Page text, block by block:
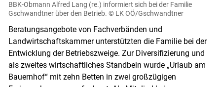
BBK-Obmann Alfred Lang (re.) informiert sich bei der Familie
Gschwandtner über den Betrieb. © LK OÖ/Gschwandtner
Beratungsangebote von Fachverbänden und
Landwirtschaftskammer unterstützten die Familie bei der
Entwicklung der Betriebszweige. Zur Diversifizierung und
als zweites wirtschaftliches Standbein wurde „Urlaub am
Bauernhof“ mit zehn Betten in zwei großzügigen